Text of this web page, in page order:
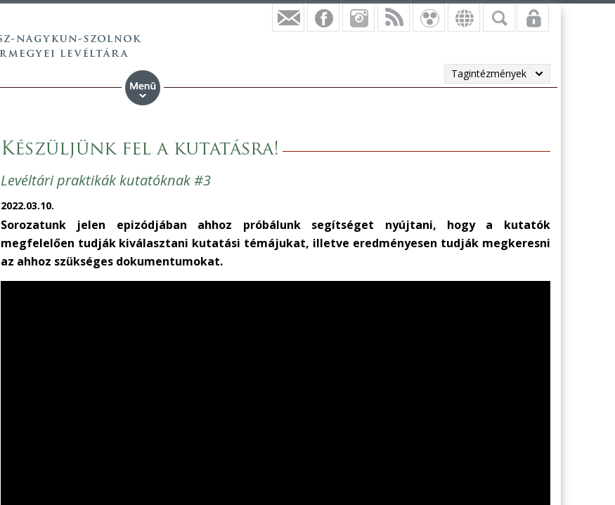
Tagintézmények
Készüljünk fel a kutatásra!
Levéltári praktikák kutatóknak #3
2022.03.10.
Sorozatunk jelen epizódjában ahhoz próbálunk segítséget nyújtani, hogy a kutatók
megfelelően tudják kiválasztani kutatási témájukat, illetve eredményesen tudják megkeresni
az ahhoz szükséges dokumentumokat.